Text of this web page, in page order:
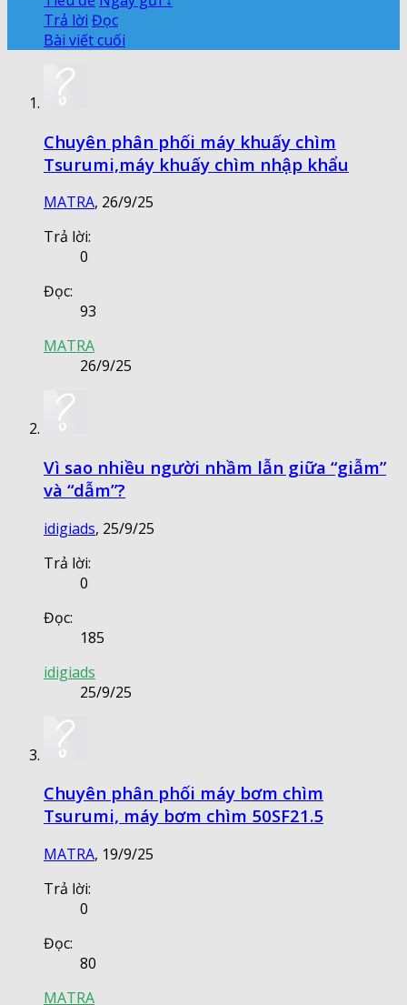
Trả lời Đọc
Bài viết cuối
Chuyên phân phối máy khuấy chìm
Tsurumi,máy khuấy chìm nhập khẩu
MATRA, 26/9/25
Trả lời:
0
Đọc:
93
MATRA
26/9/25
Vì sao nhiều người nhầm lẫn giữa “giẫm”
và “dẫm”?
idigiads, 25/9/25
Trả lời:
0
Đọc:
185
idigiads
25/9/25
Chuyên phân phối máy bơm chìm
Tsurumi, máy bơm chìm 50SF21.5
MATRA, 19/9/25
Trả lời:
0
Đọc:
80
MATRA